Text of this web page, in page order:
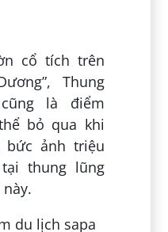
cổ tích trên
Thung
là điểm
bỏ qua khi
bức ảnh triệu
thung lũng